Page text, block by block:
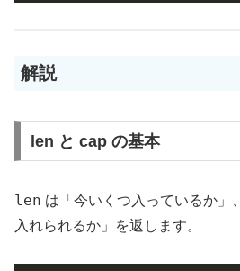
解説
len と cap の基本
len は「今いくつ入っているか」、
入れられるか」を返します。